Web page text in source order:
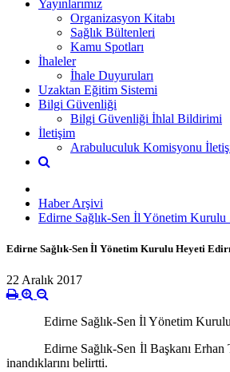
Yayınlarımız
Organizasyon Kitabı
Sağlık Bültenleri
Kamu Spotları
İhaleler
İhale Duyuruları
Uzaktan Eğitim Sistemi
Bilgi Güvenliği
Bilgi Güvenliği İhlal Bildirimi
İletişim
Arabuluculuk Komisyonu
Haber Arşivi
Edirne Sağlık-Sen İl Yönetim Kurulu
Edirne Sağlık-Sen İl Yönetim Kurulu Heyeti
22 Aralık 2017
Edirne Sağlık-Sen İl Yönetim
Edirne Sağlık-Sen İl Başkanı
inandıklarını belirtti.